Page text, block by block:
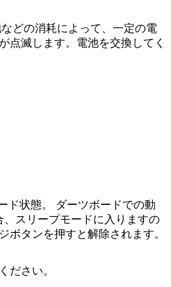
どの消耗によって、一定の電
点滅します。電池を交換してく
ド状態。 ダーツボードでの動
スリープモードに入りますの
ボタンを押すと解除されます。
ださい。